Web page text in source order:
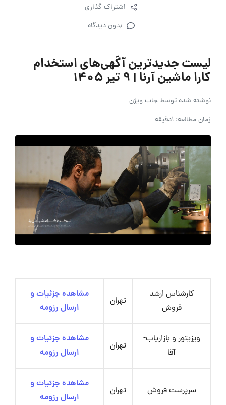
اشتراک گذاری
بدون دیدگاه
لیست جدیدترین آگهی‌های استخدام
کارا ماشین آرنا | ۹ تیر ۱۴۰۵
نوشته شده توسطجاب ویژن
زمان مطالعه: 1دقیقه
کارشناس ارشد
فروش
تهران
مشاهده جزئیات و
ارسال رزومه
ویزیتور و بازاریاب-
آقا
تهران
مشاهده جزئیات و
ارسال رزومه
سرپرست فروش تهران
مشاهده جزئیات و
ارسال رزومه